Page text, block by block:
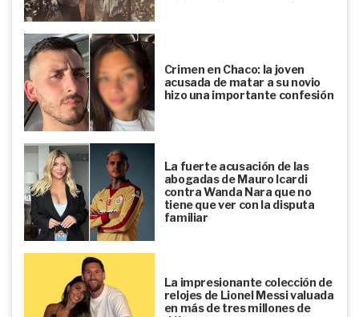
Crimen en Chaco: la joven
acusada de matar a su novio
hizo una importante confesión
La fuerte acusación de las
abogadas de Mauro Icardi
contra Wanda Nara que no
tiene que ver con la disputa
familiar
La impresionante colección de
relojes de Lionel Messi valuada
en más de tres millones de